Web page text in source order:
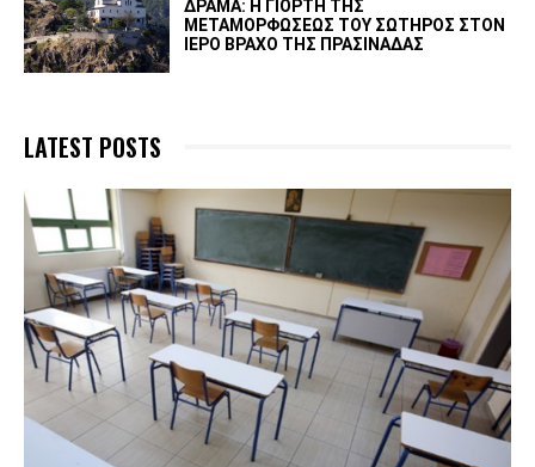
ΔΡΆΜΑ: Η ΓΙΟΡΤΉ ΤΗΣ
ΜΕΤΑΜΟΡΦΏΣΕΩΣ ΤΟΥ ΣΩΤΉΡΟΣ ΣΤΟΝ
ΙΕΡΌ ΒΡΆΧΟ ΤΗΣ ΠΡΑΣΙΝΆΔΑΣ
LATEST POSTS